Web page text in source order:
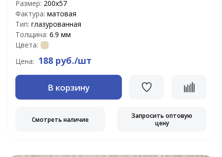
Размер: 200х57
Фактура: матовая
Тип: глазурованная
Толщина: 6.9 мм
Цвета:
Цена: 188 руб./шт
В корзину
Смотреть наличие
Запросить оптовую
цену